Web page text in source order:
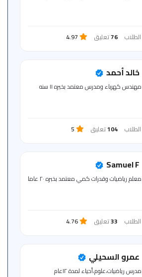
الطلاب 76تعليق 4.97
خالد أحمد
مهندس كهرباء ومدرس معتمد بخبره ١١ سنه
الطلاب 104تعليق 5
Samuel F
معلم رياضيات وقدرات كمي معتمد بخبره ٢٠ عاما
الطلاب 33تعليق 4.76
عمرو السحيلي
مدرس رياضيات،علوم،أحياء لمدة ١٢عام